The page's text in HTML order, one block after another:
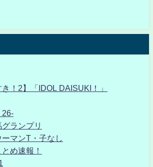
き！2】「IDOL DAISUKI！」
26-
ランプリ
マンT・子なし
め速報！